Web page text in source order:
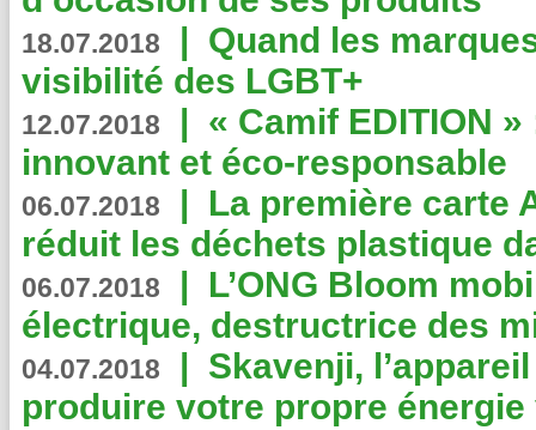
18.07.2018 | Quand les
visibilité des LGBT+
12.07.2018 | « Camif EDITION
innovant et éco-responsable
06.07.2018 | La première carte
réduit les déchets plastique
06.07.2018 | L’ONG Bloom
électrique, destructrice des
04.07.2018 | Skavenji,
produire votre propre